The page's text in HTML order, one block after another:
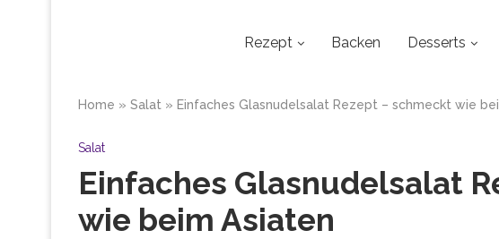
Rezept Backen Desserts
Home » Salat » Einfaches Glasnudelsalat Rezept – schmeckt wie
Salat
Einfaches Glasnudelsalat
wie beim Asiaten